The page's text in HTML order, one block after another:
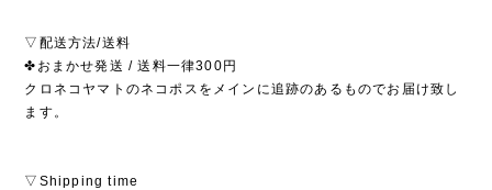
▽配送方法/送料
✤おまかせ発送 / 送料一律300円
クロネコヤマトのネコポスをメインに追跡のあるものでお届け致し
ます。
▽Shipping time